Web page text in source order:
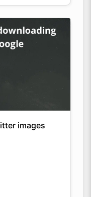
images